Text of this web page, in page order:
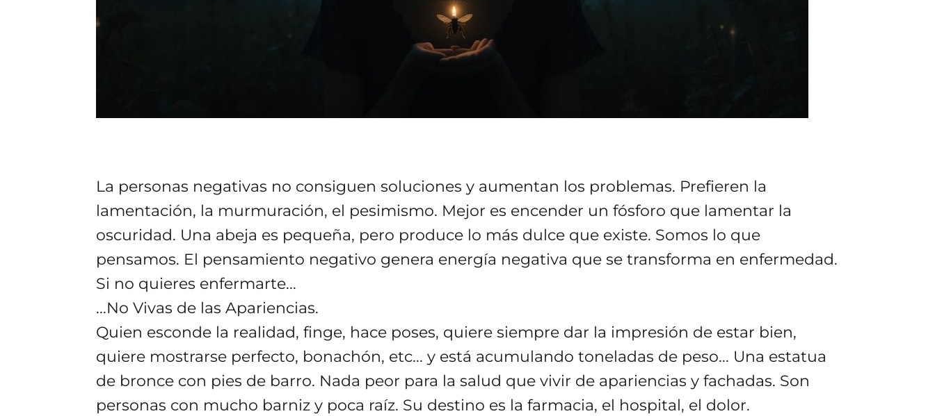
La personas negativas no consiguen soluciones y aumentan los problemas. Prefieren la
lamentación, la murmuración, el pesimismo. Mejor es encender un fósforo que lamentar la
oscuridad. Una abeja es pequeña, pero produce lo más dulce que existe. Somos lo que
pensamos. El pensamiento negativo genera energía negativa que se transforma en enfermedad.
Si no quieres enfermarte...
...No Vivas de las Apariencias.
Quien esconde la realidad, finge, hace poses, quiere siempre dar la impresión de estar bien,
quiere mostrarse perfecto, bonachón, etc... y está acumulando toneladas de peso... Una estatua
de bronce con pies de barro. Nada peor para la salud que vivir de apariencias y fachadas. Son
personas con mucho barniz y poca raíz. Su destino es la farmacia, el hospital, el dolor.